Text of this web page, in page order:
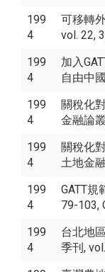
199
4
可移轉
vol. 22,
199
4
加入
自由中
199
4
關稅化
金融論
199
4
關稅化
土地金
199
4
GATT規
79-103,
199
4
台北地
季刊,